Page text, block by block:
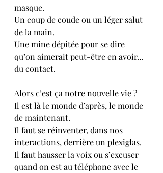
masque.
Un coup de coude ou un léger salut
de la main.
Une mine dépitée pour se dire
qu’on aimerait peut-être en avoir…
du contact.
Alors c’est ça notre nouvelle vie ?
Il est là le monde d’après, le monde
de maintenant.
Il faut se réinventer, dans nos
interactions, derrière un plexiglas.
Il faut hausser la voix ou s’excuser
quand on est au téléphone avec le